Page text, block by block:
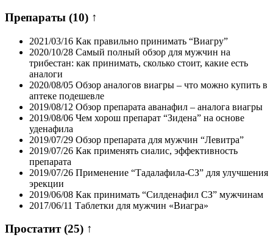
Препараты (10) ↑
2021/03/16 Как правильно принимать “Виагру”
2020/10/28 Самый полный обзор для мужчин на
трибестан: как принимать, сколько стоит, какие есть
аналоги
2020/08/05 Обзор аналогов виагры – что можно купить в
аптеке подешевле
2019/08/12 Обзор препарата аванафил – аналога виагры
2019/08/06 Чем хорош препарат “Зидена” на основе
уденафила
2019/07/29 Обзор препарата для мужчин “Левитра”
2019/07/26 Как применять сиалис, эффективность
препарата
2019/07/26 Применение “Тадалафила-СЗ” для улучшения
эрекции
2019/06/08 Как принимать “Силденафил СЗ” мужчинам
2017/06/11 Таблетки для мужчин «Виагра»
Простатит(25) ↑